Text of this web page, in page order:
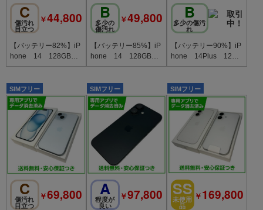
C
傷汚れ
目立つ
￥44,800
【バッテリー82%】iP
hone 14 128GB
パープル SIMフリー
B
多少の
傷汚れ
￥49,800
【バッテリー85%】iP
hone 14 128GB
スターライト SIMフ
B
多少の傷汚
れ
【バッテリー90%】iP
hone 14Plus 128G
B ブルー SIMフリ
SIMフリー
C
傷汚れ
目立つ
￥69,800
SIMフリー
A
程度が
良い
￥97,800
SIMフリー
SS
未使用
品
￥169,800